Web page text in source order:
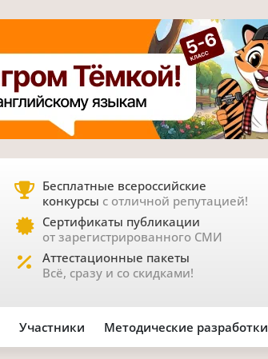
Бесплатные всероссийские
конкурсы с отличной репутацией!
Сертификаты публикации
от зарегистрированного СМИ
Аттестационные пакеты
Всё, сразу и со скидками!
Участники Методические разработки